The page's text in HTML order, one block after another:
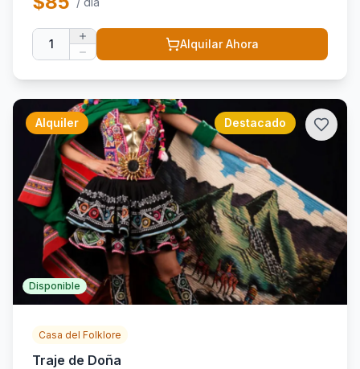
1 Alquilar Ahora
Alquiler Destacado
Disponible
Casa del Folklore
Traje de Doña